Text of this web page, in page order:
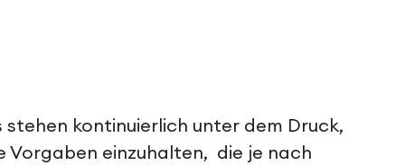
stehen kontinuierlich unter dem Druck,
Vorgaben einzuhalten, die je nach